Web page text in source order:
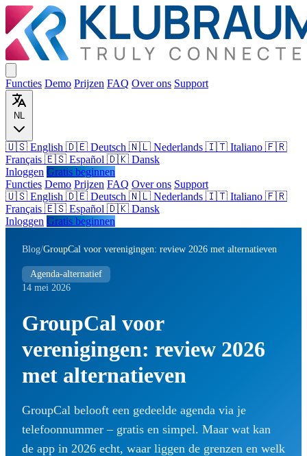
Functies Demo Prijzen FAQ Over ons Support
NL
🇺🇸 English 🇩🇪 Deutsch 🇳🇱 Nederlands 🇮🇹 Italiano 🇫🇷
Français 🇪🇸 Español 🇩🇰 Dansk
Inloggen Gratis beginnen
Functies Demo Prijzen FAQ Over ons Support
🇺🇸 English 🇩🇪 Deutsch 🇳🇱 Nederlands 🇮🇹 Italiano 🇫🇷
Français 🇪🇸 Español 🇩🇰 Dansk
Inloggen Gratis beginnen
Blog/GroupCal voor verenigingen: review 2026 met alternatieven
Agenda-alternatief
14 mei 2026
GroupCal voor
verenigingen: review 2026
met alternatieven
GroupCal belooft een gedeelde agenda via je
telefoonnummer – gratis en simpel. Maar wat kan
de app in 2026 echt, waar liggen de grenzen en welk